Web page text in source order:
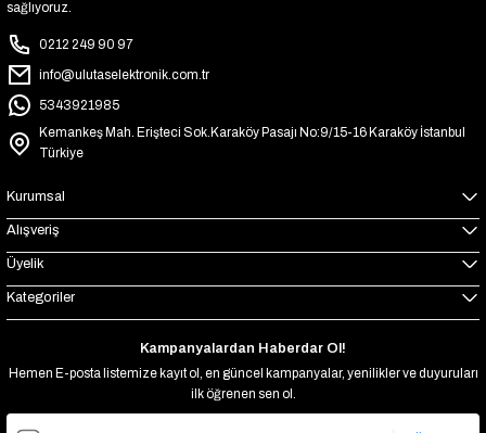
sağlıyoruz.
0212 249 90 97
info@ulutaselektronik.com.tr
5343921985
Kemankeş Mah. Erişteci Sok.Karaköy Pasajı No:9/15-16 Karaköy İstanbul
Türkiye
Kurumsal
Alışveriş
Üyelik
Kategoriler
Kampanyalardan Haberdar Ol!
Hemen E-posta listemize kayıt ol, en güncel kampanyalar, yenilikler ve duyuruları
ilk öğrenen sen ol.